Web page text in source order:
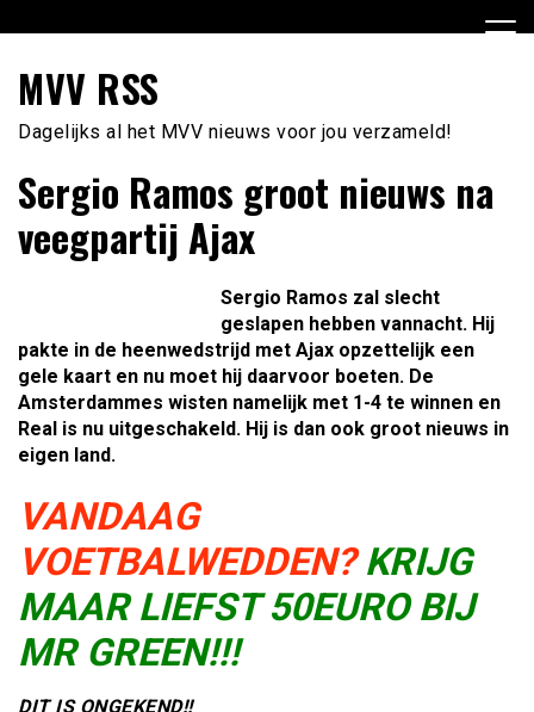
naar
inhoud
MVV RSS
Dagelijks al het MVV nieuws voor jou verzameld!
Sergio Ramos groot nieuws na
veegpartij Ajax
Sergio Ramos zal slecht
geslapen hebben vannacht. Hij
pakte in de heenwedstrijd met Ajax opzettelijk een
gele kaart en nu moet hij daarvoor boeten. De
Amsterdammes wisten namelijk met 1-4 te winnen en
Real is nu uitgeschakeld. Hij is dan ook groot nieuws in
eigen land.
VANDAAG
VOETBALWEDDEN?KRIJG
MAAR LIEFST 50EURO BIJ
MR GREEN!!!
DIT IS ONGEKEND!!